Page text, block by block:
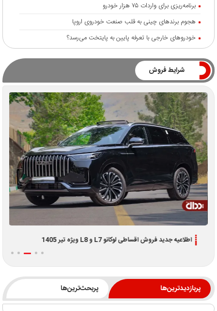
برنامه‌ریزی برای واردات ۷۵ هزار خودرو
هجوم برندهای چینی به قلب صنعت خودروی اروپا
خودروهای خارجی با تعرفه پایین به پایتخت می‌رسد؟
شرایط فروش
اطلاعیه جدید فروش اقساطی لوکانو L7 و L8 ویژه تیر 1405
پربازدیدترین‌ها پربحث‌ترین‌ها